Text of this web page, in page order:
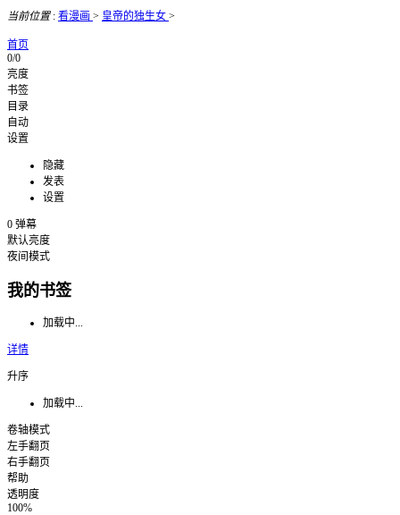
当前位置: 看漫画 > 皇帝的独生女 >
首页
0/0
亮度
书签
目录
自动
设置
隐藏
发表
设置
0 弹幕
默认亮度
夜间模式
我的书签
加载中...
详情
升序
加载中...
卷轴模式
左手翻页
右手翻页
帮助
透明度
100%